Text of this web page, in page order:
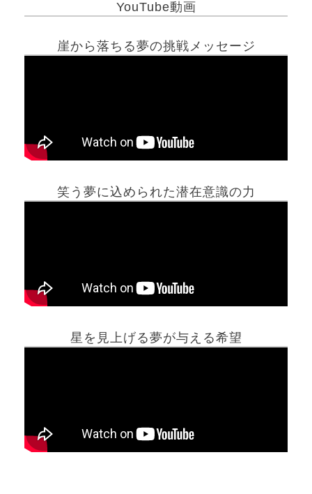
YouTube動画
崖から落ちる夢の挑戦メッセージ
笑う夢に込められた潜在意識の力
星を見上げる夢が与える希望
ホーム
最新記事動画